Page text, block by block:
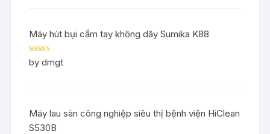
Máy hút bụi cầm tay không dây Sumika K88
Rated5out
of 5
by dmgt
Máy lau sàn công nghiệp siêu thị bệnh viện HiClean
S530B